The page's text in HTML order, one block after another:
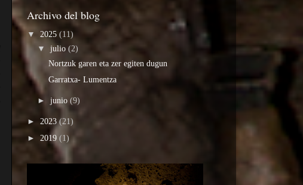
Archivo del blog
▼ 2025 (11)
▼julio(2)
Nortzuk garen eta zer egiten dugun
Garratxa- Lumentza
►junio(9)
► 2023(21)
► 2019 (1)